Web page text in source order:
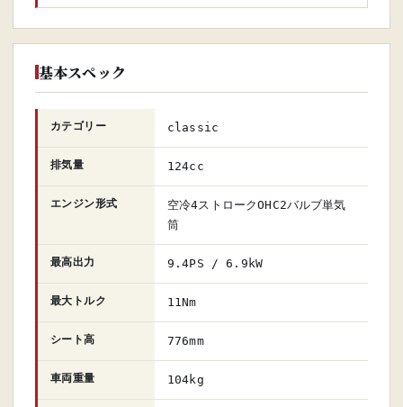
基本スペック
カテゴリー classic
排気量 124cc
エンジン形式
空冷4ストロークOHC2バルブ単気
筒
最高出力 9.4PS / 6.9kW
最大トルク 11Nm
シート高 776mm
車両重量 104kg